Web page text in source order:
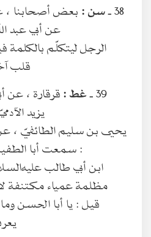
38 ـ سن :بعض أصحابنا ،
عن أبي عبد
الرجل ليتكلّم بالكلمة
قلب
39 ـ غط :قرقارة ، عن
يزيد
يحيى بن سليم الطائفيّ ،
: سمعت أبا
ابن أبي طالب
مظلمة عمياء مكتنفة لا
قيل : يا أبا الحسن